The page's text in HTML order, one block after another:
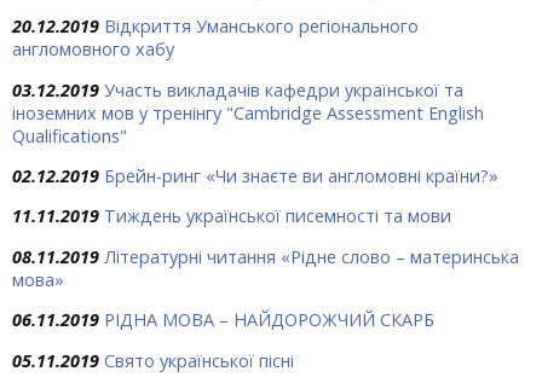
20.12.2019 Відкриття Уманського регіонального
англомовного хабу
03.12.2019 Участь викладачів кафедри української та
іноземних мов у тренінгу "Cambridge Assessment English
Qualifications"
02.12.2019 Брейн-ринг «Чи знаєте ви англомовні країни?»
11.11.2019 Тиждень української писемності та мови
08.11.2019 Літературні читання «Рідне слово – материнська
мова»
06.11.2019 РІДНА МОВА – НАЙДОРОЖЧИЙ СКАРБ
05.11.2019 Свято української пісні